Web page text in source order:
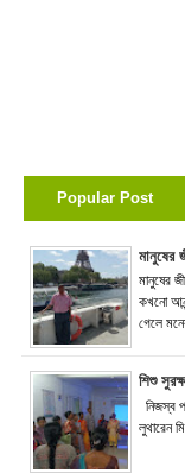
Popular Post
মানুষের
মানুষের
কখনো
গেলে
শিশু
নিজস্ব
লুথারেন